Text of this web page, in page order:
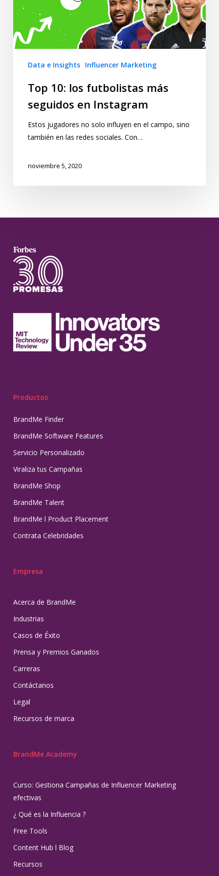
Data e Insights Influencer Marketing
Top 10: los futbolistas más
seguidos en Instagram
Estos jugadores no solo influyen en el campo, sino
también en las redes sociales. Con…
noviembre 5, 2020
Productos
BrandMe Finder
BrandMe Software Features
Servicio Personalizado
Viraliza tus Campañas
BrandMe Shop
BrandMe Talent
BrandMe l Product Placement
Contrata Celebridades
Empresa
Acerca de BrandMe
Industrias
Casos de Éxito
Prensa y Premios Ganados
Carreras
Contáctanos
Legal
Recursos de marca
BrandMe Academy
Curso: Gestiona Campañas de Influencer Marketing
efectivas
¿ Qué es la Influencia ?
Free Tools
Content Hub l Blog
Recursos